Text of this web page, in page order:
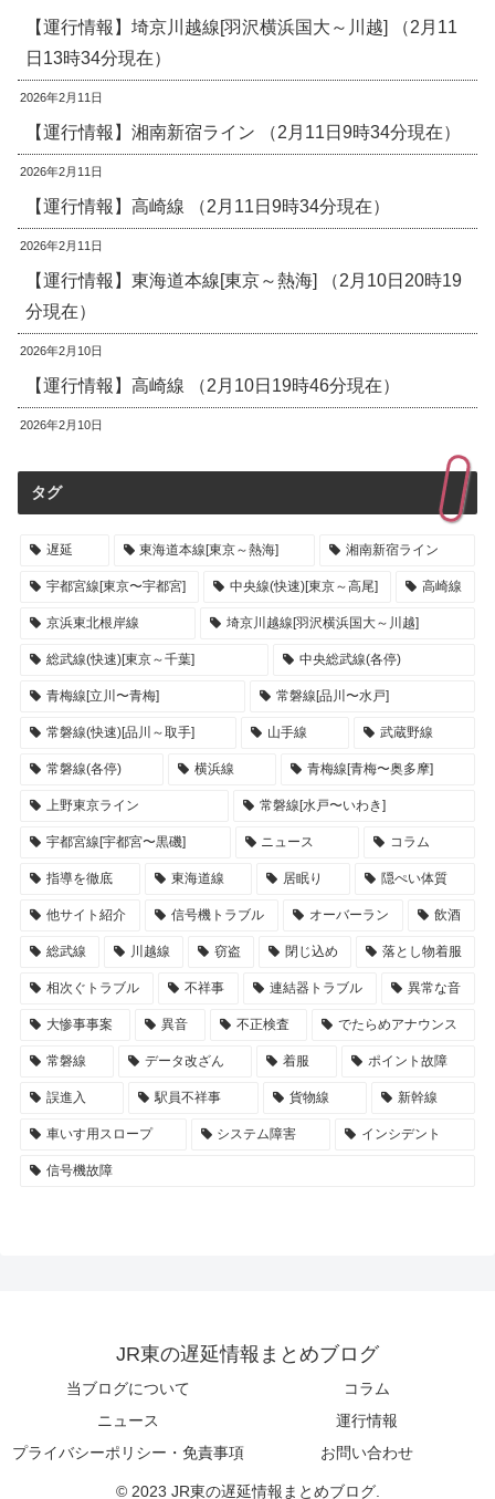
【運行情報】埼京川越線[羽沢横浜国大～川越] （2月11
日13時34分現在）
2026年2月11日
【運行情報】湘南新宿ライン （2月11日9時34分現在）
2026年2月11日
【運行情報】高崎線 （2月11日9時34分現在）
2026年2月11日
【運行情報】東海道本線[東京～熱海] （2月10日20時19
分現在）
2026年2月10日
【運行情報】高崎線 （2月10日19時46分現在）
2026年2月10日
タグ
遅延 東海道本線[東京～熱海] 湘南新宿ライン
宇都宮線[東京〜宇都宮] 中央線(快速)[東京～高尾] 高崎線
京浜東北根岸線 埼京川越線[羽沢横浜国大～川越]
総武線(快速)[東京～千葉] 中央総武線(各停)
青梅線[立川〜青梅] 常磐線[品川〜水戸]
常磐線(快速)[品川～取手] 山手線 武蔵野線
常磐線(各停) 横浜線 青梅線[青梅〜奥多摩]
上野東京ライン 常磐線[水戸〜いわき]
宇都宮線[宇都宮〜黒磯] ニュース コラム
指導を徹底 東海道線 居眠り 隠ぺい体質
他サイト紹介 信号機トラブル オーバーラン 飲酒
総武線 川越線 窃盗 閉じ込め 落とし物着服
相次ぐトラブル 不祥事 連結器トラブル 異常な音
大惨事事案 異音 不正検査 でたらめアナウンス
常磐線 データ改ざん 着服 ポイント故障
誤進入 駅員不祥事 貨物線 新幹線
車いす用スロープ システム障害 インシデント
信号機故障
JR東の遅延情報まとめブログ
当ブログについて
コラム
ニュース
運行情報
プライバシーポリシー・免責事項
お問い合わせ
© 2023 JR東の遅延情報まとめブログ.